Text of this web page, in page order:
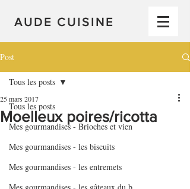
AUDE CUISINE
Post
Tous les posts
Mes gourmandises - Brioches et vien
Mes gourmandises - les biscuits
Mes gourmandises - les entremets
Tous les posts
Moelleux poires/ricotta
25 mars 2017